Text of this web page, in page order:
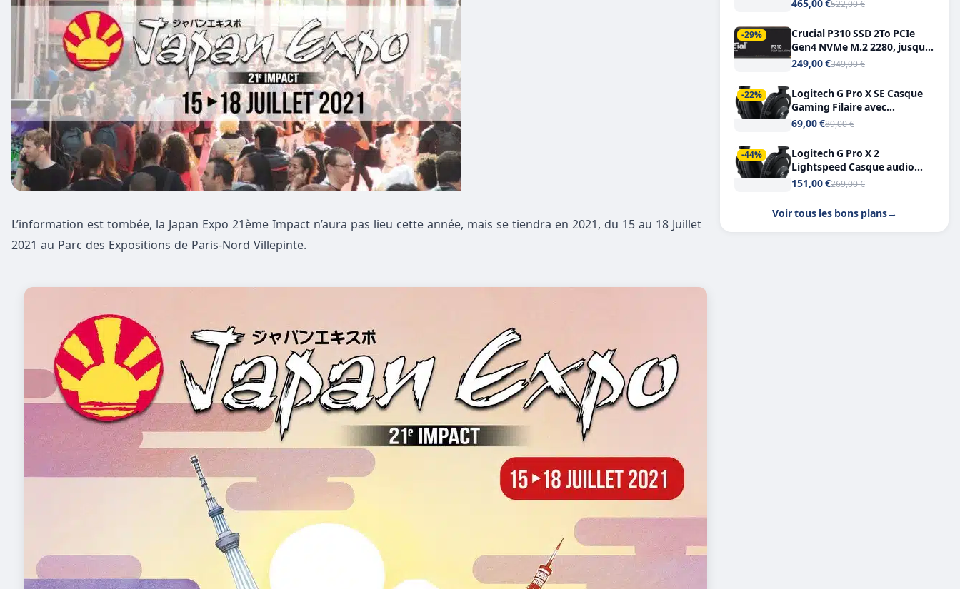
L’information est tombée, la Japan Expo 21ème Impact n’aura pas lieu cette année, mais se tiendra en 2021, du 15 au 18 Juillet
2021 au Parc des Expositions de Paris-Nord Villepinte.
465,00 €522,00 €
-29%
Crucial P310 SSD 2To PCIe
Gen4 NVMe M.2 2280, jusqu’à
7.100 Mo/s
249,00 €349,00 €
-22%
Logitech G Pro X SE Casque
Gaming Filaire avec
Microphone Micro
7.1
69,00 €89,00 €
-44%
Logitech G Pro X 2
Lightspeed Casque audio
bluetooth
151,00 €269,00 €
Voir tous les bons plans→